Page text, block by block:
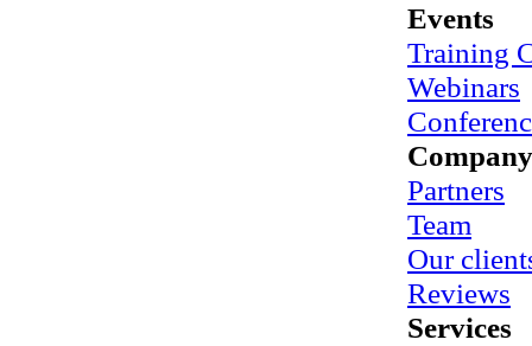
Events
Training
Webinars
Company
Partners
Team
Our
Reviews
Services